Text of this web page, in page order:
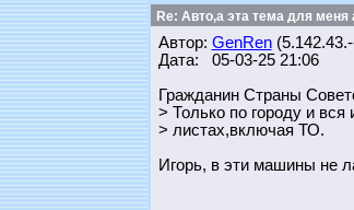
Re: Авто,а эта тема для меня
Автор: GenRen
Дата: 05-03-25 21:06
Гражданин Страны
> Только по городу и вся
> листах,включая ТО.
Игорь, в эти машины не